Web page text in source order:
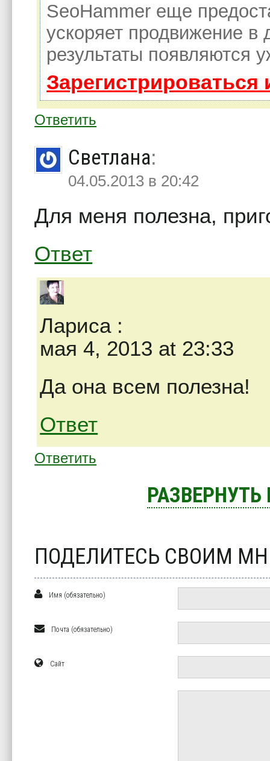
SeoHammer еще
ускоряет продвижение в
результаты появляются
Ответить
Светлана:
04.05.2013 в 20:42
Для меня полезна,
Ответ
Лариса:
мая 4, 2013 at 23:33
Да она всем полезна!
Ответ
Ответить
ПОДЕЛИТЕСЬ СВОИМ
Имя (обязательно)
Почта (обязательно)
Сайт